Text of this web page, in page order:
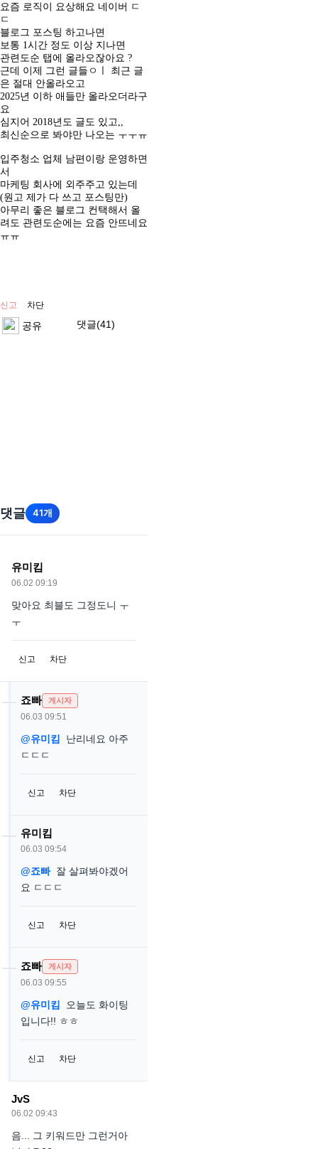
요즘 로직이 요상해요 네이버 ㄷ
ㄷ
블로그 포스팅 하고나면
보통 1시간 정도 이상 지나면
관련도순 탭에 올라오잖아요 ?
근데 이제 그런 글들ㅇㅣ 최근 글
은 절대 안올라오고
2025년 이하 애들만 올라오더라구
요
심지어 2018년도 글도 있고,,
최신순으로 봐야만 나오는 ㅜㅜㅠ
입주청소 업체 남편이랑 운영하면
서
마케팅 회사에 외주주고 있는데
(원고 제가 다 쓰고 포스팅만)
아무리 좋은 블로그 컨택해서 올
려도 관련도순에는 요즘 안뜨네요
ㅠㅠ
신고 차단
공유 댓글(41)
댓글 41개
유미킴
06.02 09:19
맞아요 최블도 그정도니 ㅜ
ㅜ
신고 차단
죠빠 게시자
06.03 09:51
@유미킴
난리네요 아주
ㄷㄷㄷ
신고 차단
유미킴
06.03 09:54
@죠빠잘 살펴봐야겠어
요 ㄷㄷㄷ
신고 차단
죠빠 게시자
06.03 09:55
@유미킴
오늘도 화이팅
입니다!! ㅎㅎ
신고 차단
JvS
06.02 09:43
음... 그 키워드만 그런거아